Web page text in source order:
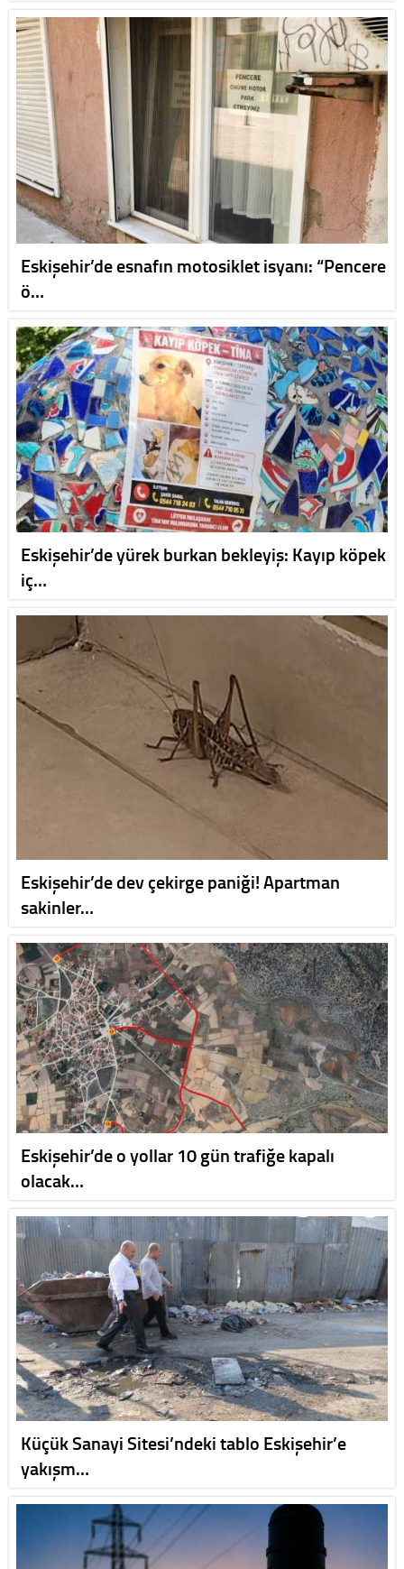
Eskişehir’de esnafın motosiklet isyanı: “Pencere
ö…
Eskişehir’de yürek burkan bekleyiş: Kayıp köpek
iç…
Eskişehir’de dev çekirge paniği! Apartman
sakinler…
Eskişehir’de o yollar 10 gün trafiğe kapalı
olacak…
Küçük Sanayi Sitesi’ndeki tablo Eskişehir’e
yakışm…